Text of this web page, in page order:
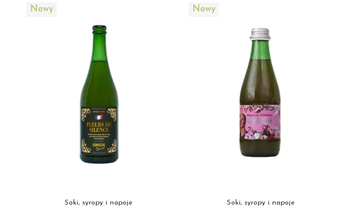
Nowy
Soki, syropy i napoje
Nowy
Soki, syropy i napoje